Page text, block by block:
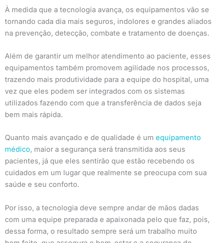
À medida que a tecnologia avança, os equipamentos vão se
tornando cada dia mais seguros, indolores e grandes aliados
na prevenção, detecção, combate e tratamento de doenças.
Além de garantir um melhor atendimento ao paciente, esses
equipamentos também promovem agilidade nos processos,
trazendo mais produtividade para a equipe do hospital, uma
vez que eles podem ser integrados com os sistemas
utilizados fazendo com que a transferência de dados seja
bem mais rápida.
Quanto mais avançado e de qualidade é um equipamento
médico, maior a segurança será transmitida aos seus
pacientes, já que eles sentirão que estão recebendo os
cuidados em um lugar que realmente se preocupa com sua
saúde e seu conforto.
Por isso, a tecnologia deve sempre andar de mãos dadas
com uma equipe preparada e apaixonada pelo que faz, pois,
dessa forma, o resultado sempre será um trabalho muito